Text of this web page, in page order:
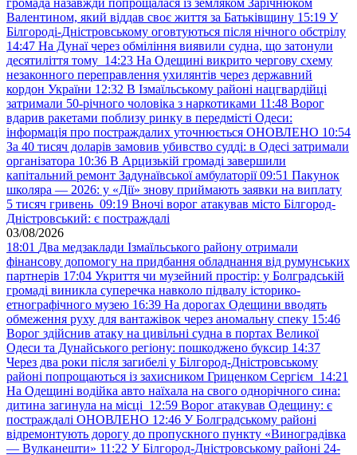
громада назавжди попрощалася із земляком Зарічнюком
Валентином, який віддав своє життя за Батьківщину 15:19 У
Білгороді-Дністровському оговтуються після нічного обстрілу
14:47 На Дунаї через обміління виявили судна, що затонули
десятиліття тому 14:23 На Одещині викрито чергову схему
незаконного переправлення ухилянтів через державний
кордон України 12:32 В Ізмаїльському районі нацгвардійці
затримали 50-річного чоловіка з наркотиками 11:48 Ворог
вдарив ракетами поблизу ринку в передмісті Одеси:
інформація про постраждалих уточнюється ОНОВЛЕНО 10:54
За 40 тисяч доларів замовив убивство судді: в Одесі затримали
організатора 10:36 В Арцизькій громаді завершили
капітальний ремонт Задунаївської амбулаторії 09:51 Пакунок
школяра — 2026: у «Дії» знову приймають заявки на виплату
5 тисяч гривень 09:19 Вночі ворог атакував місто Білгород-
Дністровський: є постраждалі
03/08/2026
18:01 Два медзаклади Ізмаїльського району отримали
фінансову допомогу на придбання обладнання від румунських
партнерів 17:04 Укриття чи музейний простір: у Болградській
громаді виникла суперечка навколо підвалу історико-
етнографічного музею 16:39 На дорогах Одещини вводять
обмеження руху для вантажівок через аномальну спеку 15:46
Ворог здійснив атаку на цивільні судна в портах Великої
Одеси та Дунайського регіону: пошкоджено буксир 14:37
Через два роки після загибелі у Білгород-Дністровському
районі попрощаються із захисником Гриценком Сергієм 14:21
На Одещині водійка авто наїхала на свого однорічного сина:
дитина загинула на місці 12:59 Ворог атакував Одещину: є
постраждалі ОНОВЛЕНО 12:46 У Болградському районі
відремонтують дорогу до пропускного пункту «Виноградівка
— Вулканешти» 11:22 У Білгород-Дністровському районі 24-